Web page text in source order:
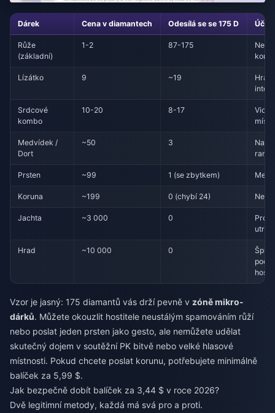
Dárek Cena v diamantech Odesílá se se 175 D Účel
Růže
(základní)
1-2 87-175
Lízátko 9 ~19
Srdcové
kombo
10-20 8-17
Medvídek /
Dort
~50 3
Prsten ~99 1 (se zbytkem)
Koruna ~199 0 (chybí 24)
Jachta ~3 000 0
Pro
Hrad ~10 000 0
Vzor je jasný: 175 diamantů vás drží pevně v zóně mikro-
dárků. Můžete okouzlit hostitele neustálým spamováním růží
nebo poslat jeden prsten jako gesto, ale nemůžete udělat
skutečný dojem v soutěžní PK bitvě nebo velké hlasové
místnosti. Pokud chcete poslat korunu, potřebujete minimálně
balíček za 5,99 $.
Jak bezpečně dobít balíček za 3,44 $ v roce 2026?
Dvě legitimní metody, každá má svá pro a proti.